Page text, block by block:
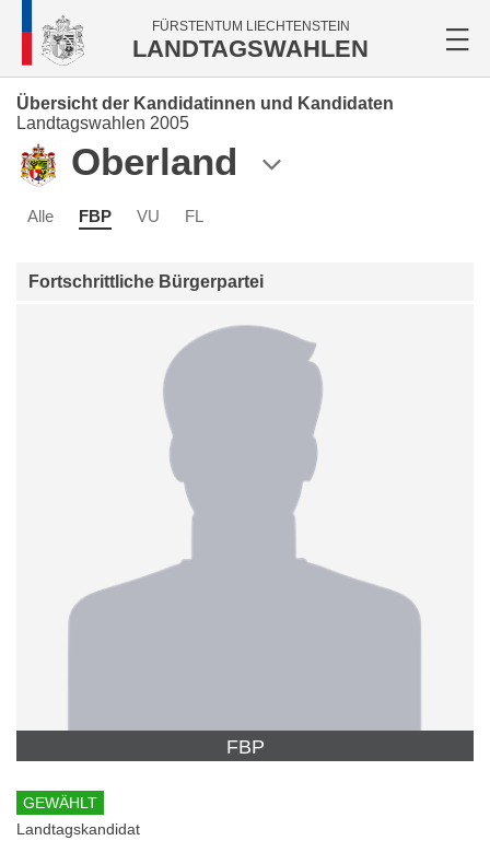
FÜRSTENTUM LIECHTENSTEIN
LANDTAGSWAHLEN
Übersicht der Kandidatinnen und Kandidaten
Landtagswahlen 2005
Oberland
Alle FBP VU FL
Fortschrittliche Bürgerpartei
FBP
GEWÄHLT
Landtagskandidat